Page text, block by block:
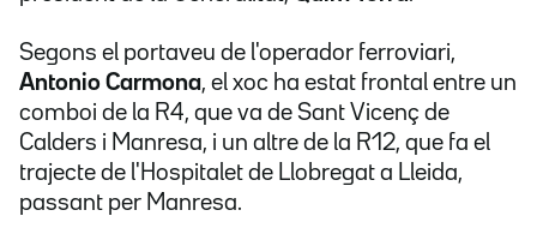
Segons el portaveu de l'operador ferroviari,
Antonio Carmona, el xoc ha estat frontal entre un
comboi de la R4, que va de Sant Vicenç de
Calders i Manresa, i un altre de la R12, que fa el
trajecte de l'Hospitalet de Llobregat a Lleida,
passant per Manresa.